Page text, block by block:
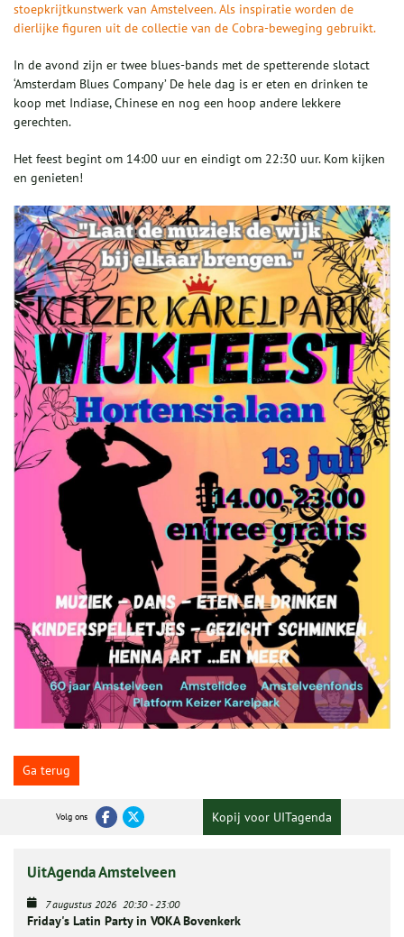
stoepkrijtkunstwerk van Amstelveen. Als inspiratie worden de
dierlijke figuren uit de collectie van de Cobra-beweging gebruikt.
In de avond zijn er twee blues-bands met de spetterende slotact
‘Amsterdam Blues Company’ De hele dag is er eten en drinken te
koop met Indiase, Chinese en nog een hoop andere lekkere
gerechten.
Het feest begint om 14:00 uur en eindigt om 22:30 uur. Kom kijken
en genieten!
Ga terug
Volg ons Kopij voor UITagenda
UitAgenda Amstelveen
7 augustus 2026 20:30-23:00
Friday's Latin Party in VOKA Bovenkerk